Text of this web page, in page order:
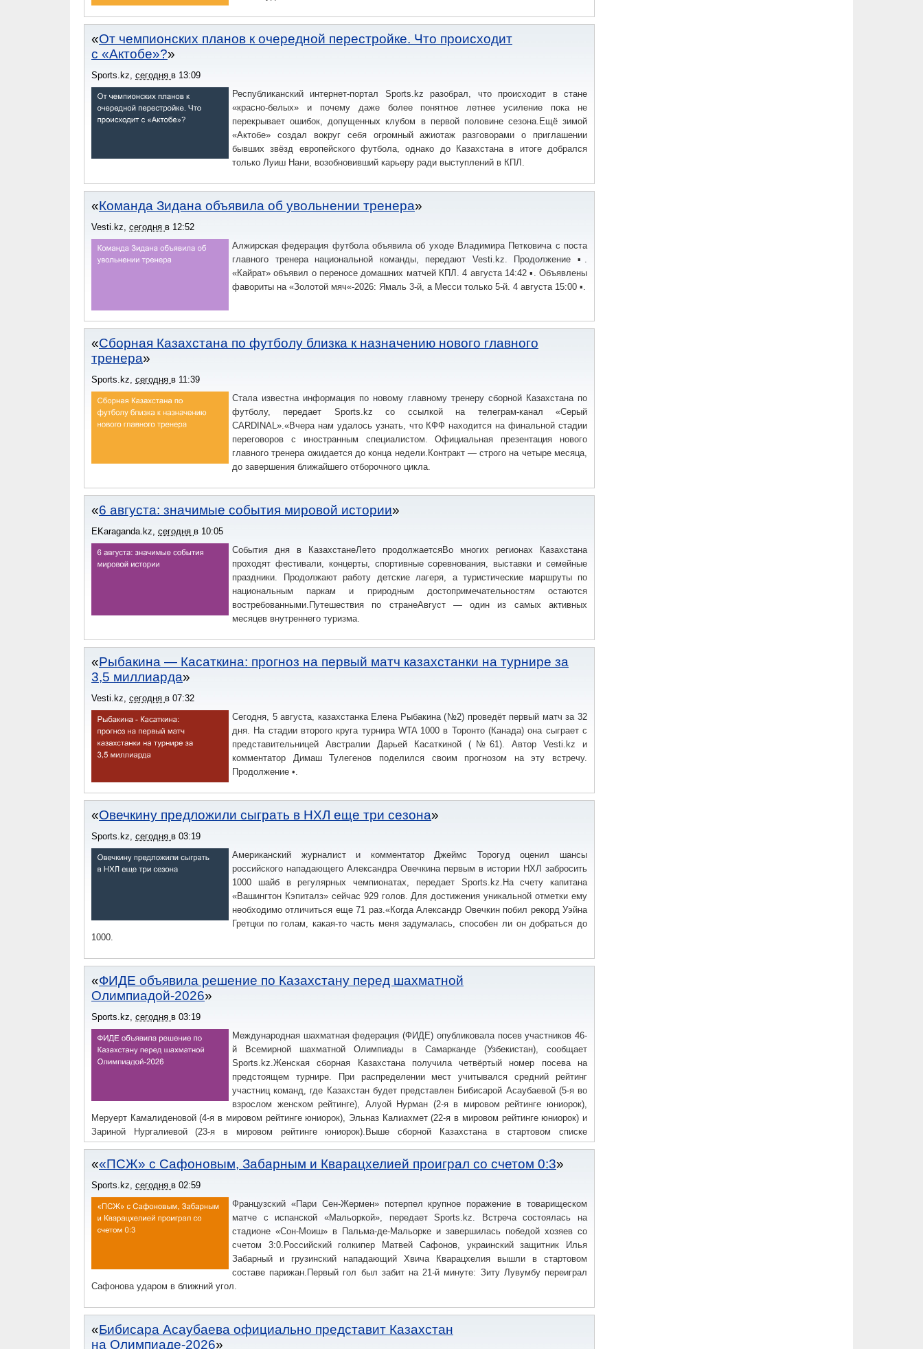
От чемпионских планов к очередной перестройке. Что происходит
с «Актобе»?
Sports.kz сегодня в 13:09
Республиканский интернет-портал Sports.kz разобрал, что происходит в стане
«красно-белых» и почему даже более понятное летнее усиление пока не
перекрывает ошибок, допущенных клубом в первой половине сезона.Ещё зимой
«Актобе» создал вокруг себя огромный ажиотаж разговорами о приглашении
бывших звёзд европейского футбола, однако до Казахстана в итоге добрался
только Луиш Нани, возобновивший карьеру ради выступлений в КПЛ.
Команда Зидана объявила об увольнении тренера
Vesti.kz сегодня в 12:52
Алжирская федерация футбола объявила об уходе Владимира Петковича с поста
главного тренера национальной команды, передают Vesti.kz. Продолжение ▪.
«Кайрат» объявил о переносе домашних матчей КПЛ. 4 августа 14:42 ▪. Объявлены
фавориты на «Золотой мяч«-2026: Ямаль 3-й, а Месси только 5-й. 4 августа 15:00 ▪.
Сборная Казахстана по футболу близка к назначению нового главного
тренера
Sports.kz, сегодня в 11:39
Стала известна информация по новому главному тренеру сборной Казахстана по
футболу, передает Sports.kz со ссылкой на телеграм-канал «Серый
CARDINAL».«Вчера нам удалось узнать, что КФФ находится на финальной стадии
переговоров с иностранным специалистом. Официальная презентация нового
главного тренера ожидается до конца недели.Контракт — строго на четыре месяца,
до завершения ближайшего отборочного цикла.
6 августа: значимые события мировой истории
EKaraganda.kz, сегодня в 10:05
События дня в КазахстанеЛето продолжаетсяВо многих регионах Казахстана
проходят фестивали, концерты, спортивные соревнования, выставки и семейные
праздники. Продолжают работу детские лагеря, а туристические маршруты по
национальным паркам и природным достопримечательностям остаются
востребованными.Путешествия по странеАвгуст — один из самых активных
месяцев внутреннего туризма.
Рыбакина — Касаткина: прогноз на первый матч казахстанки на турнире за
3,5 миллиарда
Vesti.kz, сегодня в 07:32
Сегодня, 5 августа, казахстанка Елена Рыбакина (№2) проведёт первый матч за 32
дня. На стадии второго круга турнира WTA 1000 в Торонто (Канада) она сыграет с
представительницей Австралии Дарьей Касаткиной (№61). Автор Vesti.kz и
комментатор Димаш Тулегенов поделился своим прогнозом на эту встречу.
Продолжение •.
Овечкину предложили сыграть в НХЛ еще три сезона
Sports.kz, сегодня в 03:19
Американский журналист и комментатор Джеймс Торогуд оценил шансы
российского нападающего Александра Овечкина первым в истории НХЛ забросить
1000 шайб в регулярных чемпионатах, передает Sports.kz.На счету капитана
«Вашингтон Кэпиталз» сейчас 929 голов. Для достижения уникальной отметки ему
необходимо отличиться еще 71 раз.«Когда Александр Овечкин побил рекорд Уэйна
Гретцки по голам, какая-то часть меня задумалась, способен ли он добраться до
1000.
ФИДЕ объявила решение по Казахстану перед шахматной
Олимпиадой-2026
Sports.kz, сегодня в 03:19
Международная шахматная федерация (ФИДЕ) опубликовала посев участников 46-
й Всемирной шахматной Олимпиады в Самарканде (Узбекистан), сообщает
Sports.kz.Женская сборная Казахстана получила четвёртый номер посева на
предстоящем турнире. При распределении мест учитывался средний рейтинг
участниц команд, где Казахстан будет представлен Бибисарой Асаубаевой (5-я во
взрослом женском рейтинге), Алуой Нурман (2-я в мировом рейтинге юниорок),
Меруерт Камалиденовой (4-я в мировом рейтинге юниорок), Эльназ Калиахмет (22-я в мировом рейтинге юниорок) и
Зариной Нургалиевой (23-я в мировом рейтинге юниорок).Выше сборной Казахстана в стартовом списке
расположились только Индия (2476), Грузия (2449) и Китай (2432).
«ПСЖ» с Сафоновым, Забарным и Кварацхелией проиграл со счетом 0:3
Sports.kz, сегодня в 02:59
Французский «Пари Сен-Жермен» потерпел крупное поражение в товарищеском
матче с испанской «Мальоркой», передает Sports.kz. Встреча состоялась на
стадионе «Сон-Моиш» в Пальма-де-Мальорке и завершилась победой хозяев со
счетом 3:0.Российский голкипер Матвей Сафонов, украинский защитник Илья
Забарный и грузинский нападающий Хвича Кварацхелия вышли в стартовом
составе парижан.Первый гол был забит на 21-й минуте: Зиту Лувумбу переиграл
Сафонова ударом в ближний угол.
Бибисара Асаубаева официально представит Казахстан
на Олимпиаде-2026